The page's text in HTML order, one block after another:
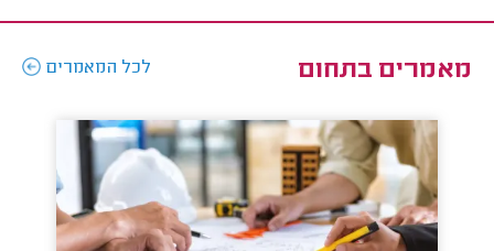
מאמרים בתחום לכל המאמרים